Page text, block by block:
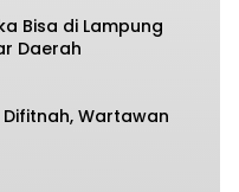
Bisa di Lampung
Daerah
Wartawan